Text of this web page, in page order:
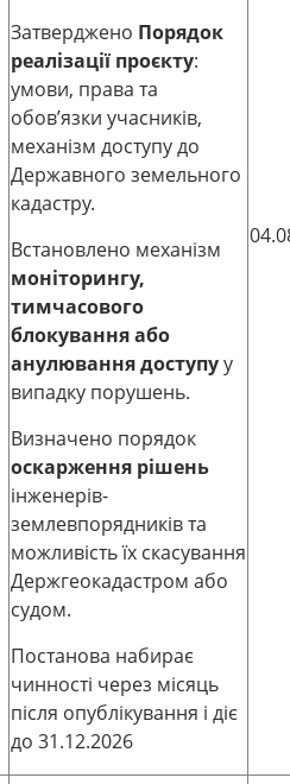
Затверджено Порядок
реалізації проєкту:
умови, права та
обов’язки учасників,
механізм доступу до
Державного земельного
кадастру.
Встановлено механізм
моніторингу,
тимчасового
блокування або
анулювання доступуу
випадку порушень.
Визначено порядок
оскарження рішень
інженерів-
землевпорядників та
можливість їх скасування
Держгеокадастром або
судом.
Постанова набирає
чинності через місяць
після опублікування і діє
до 31.12.2026